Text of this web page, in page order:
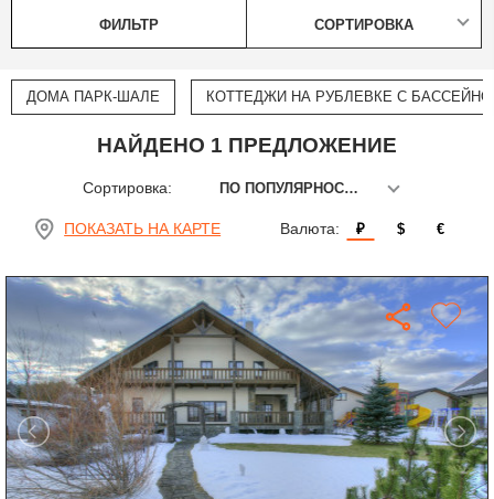
ФИЛЬТР СОРТИРОВКА
ДОМА ПАРК-ШАЛЕ КОТТЕДЖИ НА РУБЛЕВКЕ С
НАЙДЕНО 1 ПРЕДЛОЖЕНИЕ
Сортировка: ПО ПОПУЛЯРНОСТИ
ПОКАЗАТЬ НА КАРТЕ Валюта: ₽ $ €